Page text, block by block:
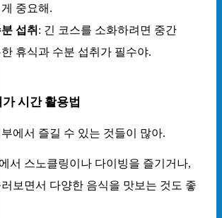
중요해.
섭취 : 긴 코스를 소화하려면 중간
휴식과 수분 섭취가 필수야.
시간 활용법
에서 즐길 수 있는 것들이 많아.
서 스노클링이나 다이빙을 즐기거나,
보면서 다양한 음식을 맛보는 것도 좋